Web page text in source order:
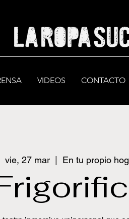
VIDEOS CONTACTO
vie, 27 mar
  |
En tu propio